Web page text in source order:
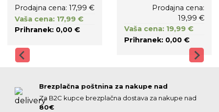
Prodajna cena: 17,99 €
Vaša cena: 17,99 €
Prihranek: 0,00 €
Prodajna cena:
19,99 €
Vaša cena: 19,99 €
Prihranek: 0,00 €
Brezplačna poštnina za nakupe nad
Za B2C kupce brezplačna dostava za nakupe nad
80€